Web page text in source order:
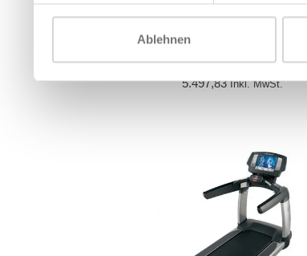
AblehnenTechnoGym Run Now
Excite+ Unity
5.497,83Inkl. MwSt.